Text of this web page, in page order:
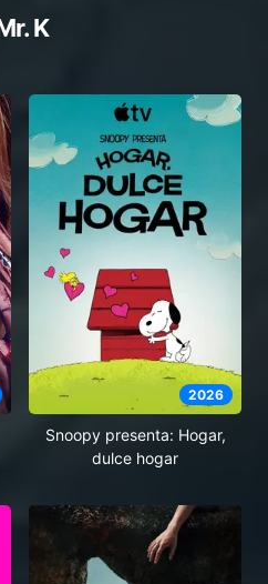
K
2026
Snoopy presenta: Hogar,
dulce hogar